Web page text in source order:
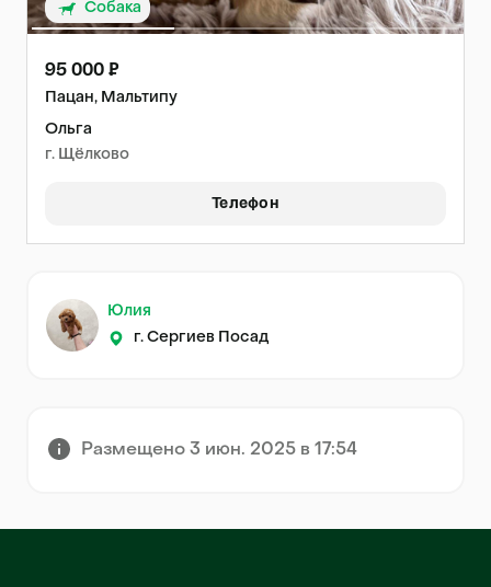
Собака
95 000 ₽
Пацан, Мальтипу
Ольга
г. Щёлково
Телефон
Юлия
г. Сергиев Посад
Размещено 3 июн. 2025 в 17:54